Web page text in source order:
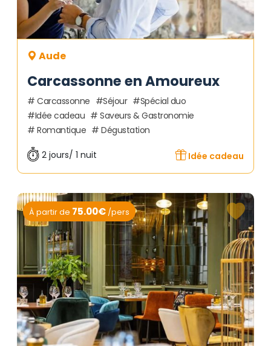
Carcassonne en Amoureux
Aude
Carcassonne Séjour
Spécial duo
Idée cadeau
Saveurs & Gastronomie
Romantique
Dégustation
2 jours/ 1 nuit Idée cadeau
À partir de 75.00€ /pers